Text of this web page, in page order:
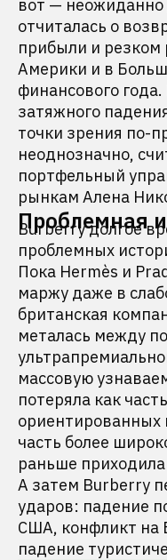
вот —
отчиталась о
прибыли и резком
Америки и в
финансового
затяжного
точки зрения по-
неоднозначно,
портфельный
рынкам Алена
Проблемная
Burberry долгое
проблемных
Пока Hermès и
маржу даже в
британская
металась между
массовую
потеряла как
ориентированных
часть более
раньше
А затем Burberry
ударов: падение
США, конфликт на
падение